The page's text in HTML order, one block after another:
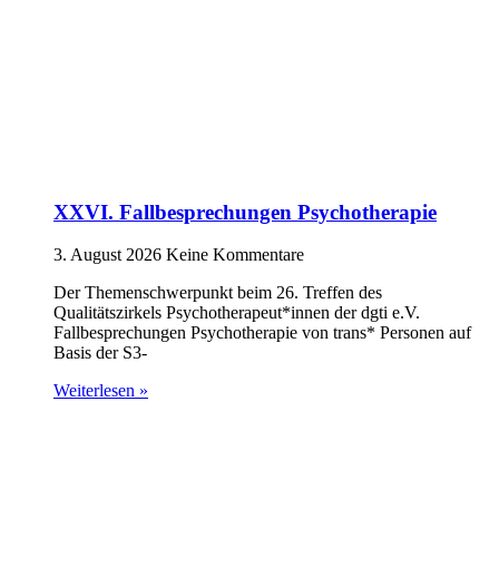
XXVI. Fallbesprechungen Psychotherapie
3. August 2026 Keine Kommentare
Der Themenschwerpunkt beim 26. Treffen des
Qualitätszirkels Psychotherapeut*innen der dgti e.V.
Fallbesprechungen Psychotherapie von trans* Personen auf
Basis der S3-
Weiterlesen »